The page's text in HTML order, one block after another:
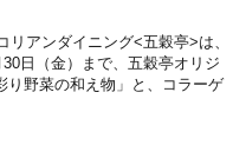
リアンダイニング<五穀亭>は、
日（金）まで、五穀亭オリジ
り野菜の和え物」と、コラーゲ